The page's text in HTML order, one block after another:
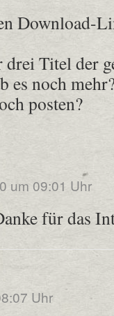
Download-
drei Titel der
es noch
posten?
um 09:01 Uhr
für das
Uhr